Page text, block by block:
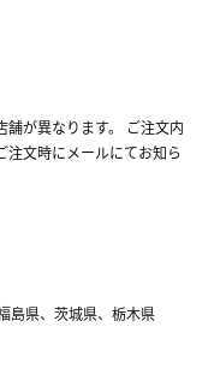
舗が異なります。 ご注文内
注文時にメールにてお知ら
島県、茨城県、栃木県